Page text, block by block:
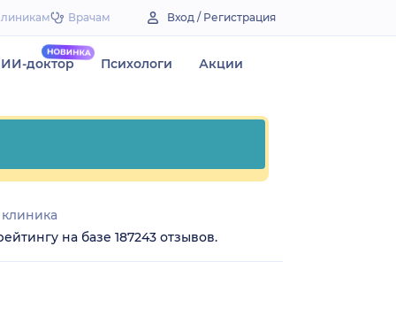
Врачам Вход / Регистрация
ИИ-доктор Психологи Акции
клиника
на базе 187243 отзывов.